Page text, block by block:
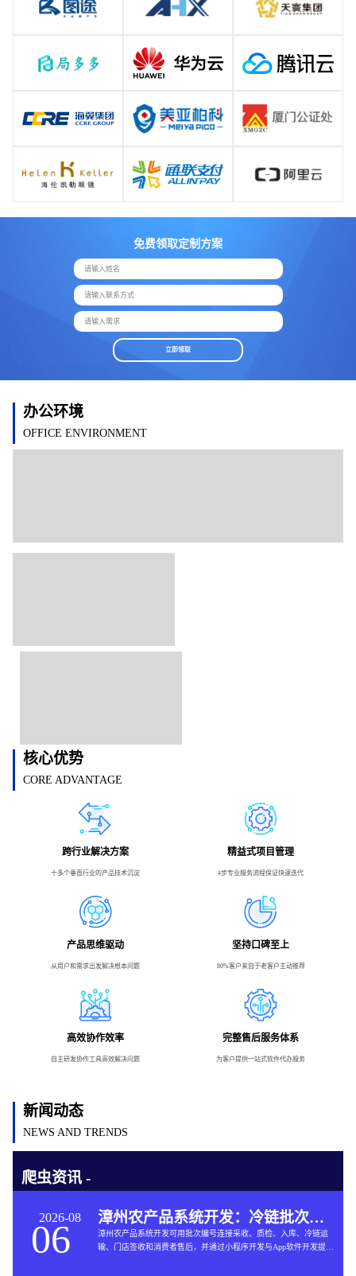
免费领取定制方案
请输入姓名
请输入联系方式
请输入需求
立即领取
办公环境
OFFICE ENVIRONMENT
核心优势
CORE ADVANTAGE
跨行业解决方案
十多个垂直行业的产品技术沉淀
精益式项目管理
4步专业服务流程保证快速迭代
产品思维驱动
从用户和需求出发解决根本问题
坚持口碑至上
80%客户来自于老客户主动推荐
高效协作效率
自主研发协作工具高效解决问题
完整售后服务体系
为客户提供一站式软件代办服务
新闻动态
NEWS AND TRENDS
爬虫资讯 -
2026-08
06 漳州农产品系统开发：冷链批次如何连接仓储与售后
漳州农产品系统开发可用批次编号连接采收、质检、入库、冷链运
输、门店签收和消费者售后，并通过小程序开发与App软件开发提供